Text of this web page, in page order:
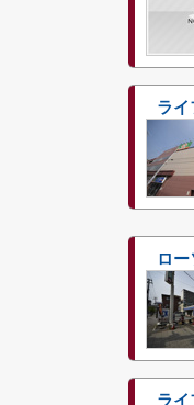
ライ
ロ
ライ